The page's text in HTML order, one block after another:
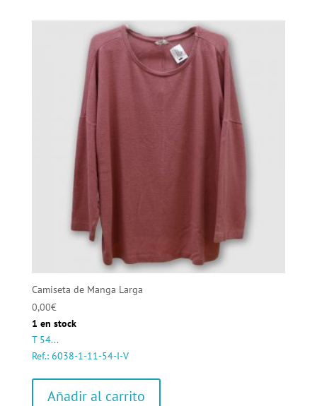
Camiseta de Manga Larga
0,00€
1 en stock
T 54...
Ref.: 6038-1-11-54-I-V
Añadir al carrito